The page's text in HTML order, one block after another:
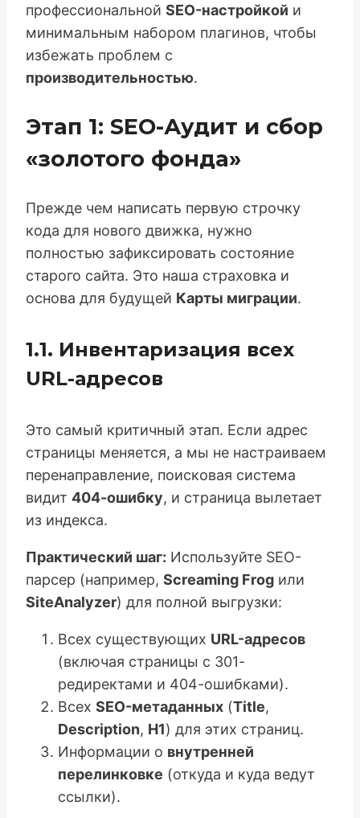
профессиональной SEO-настройкой и
минимальным набором плагинов, чтобы
избежать проблем с
производительностью.
Этап 1: SEO-Аудит и сбор
«золотого фонда»
Прежде чем написать первую строчку
кода для нового движка, нужно
полностью зафиксировать состояние
старого сайта. Это наша страховка и
основа для будущей Карты миграции.
1.1. Инвентаризация всех
URL-адресов
Это самый критичный этап. Если адрес
страницы меняется, а мы не настраиваем
перенаправление, поисковая система
видит 404-ошибку, и страница вылетает
из индекса.
Практический шаг: Используйте SEO-
парсер (например, Screaming Frog или
SiteAnalyzer) для полной выгрузки:
Всех существующих URL-адресов
(включая страницы с 301-
редиректами и 404-ошибками).
Всех SEO-метаданных (Title,
Description, H1) для этих страниц.
Информации о внутренней
перелинковке (откуда и куда ведут
ссылки).